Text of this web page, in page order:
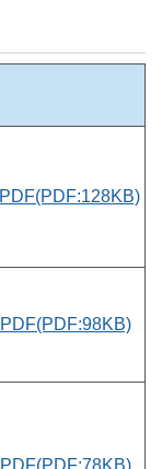
PDF(PDF:128KB)
PDF(PDF:98KB)
PDF(PDF:78KB)